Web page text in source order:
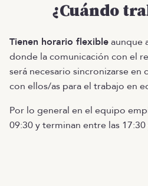
¿Cuándo
Tienen horario flexibleaunque
donde la comunicación con el
será necesario sincronizarse
con ellos/as para el trabajo en
Por lo general en el equipo
09:30 y terminan entre las 17:30